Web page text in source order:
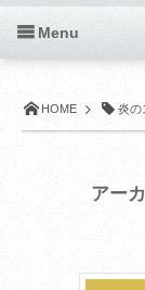
HOME 炎の
アー
Menu